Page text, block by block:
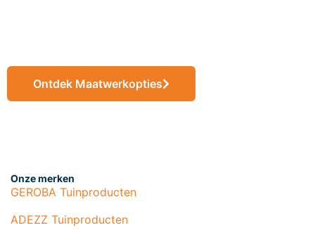
Ontdek Maatwerkopties
Onze merken
GEROBA Tuinproducten
ADEZZ Tuinproducten